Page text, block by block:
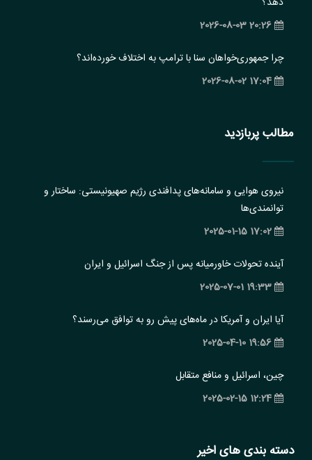
20:26 2026-08-03
چرا جمهوری‌خواهان سنا با ترامپ به اختلاف خورده‌اند؟
17:04 2026-08-02
مطالب پربازدید
نیروی هوایی و سامانه‌های پدافندی رژیم صهیونیستی: ساختار و
‏توانمندی‌ها
17:02 2025-01-15
آینده تحولات خاورمیانه پس از جنگ اسرائیل و ایران
19:33 2025-07-01
آیا ایران و آمریکا در ماه‌های پیش رو به توافق می‌رسند؟
19:56 2025-04-10
چین، اسرائیل و منافع متقابل
12:24 2025-02-15
دسته بندی های اخیر